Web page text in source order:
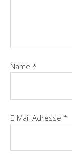
Name *
E-Mail-Adresse *